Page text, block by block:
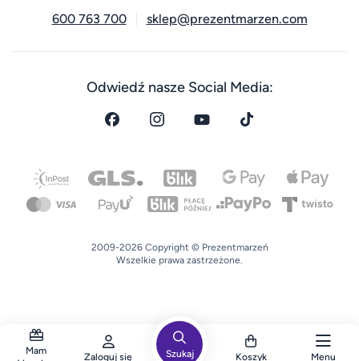
Mam
Zaloguj się Szukaj Koszyk Menu
600 763 700 sklep@prezentmarzen.com
Odwiedź nasze Social Media:
2009-2026 Copyright © Prezentmarzeń
Wszelkie prawa zastrzeżone.